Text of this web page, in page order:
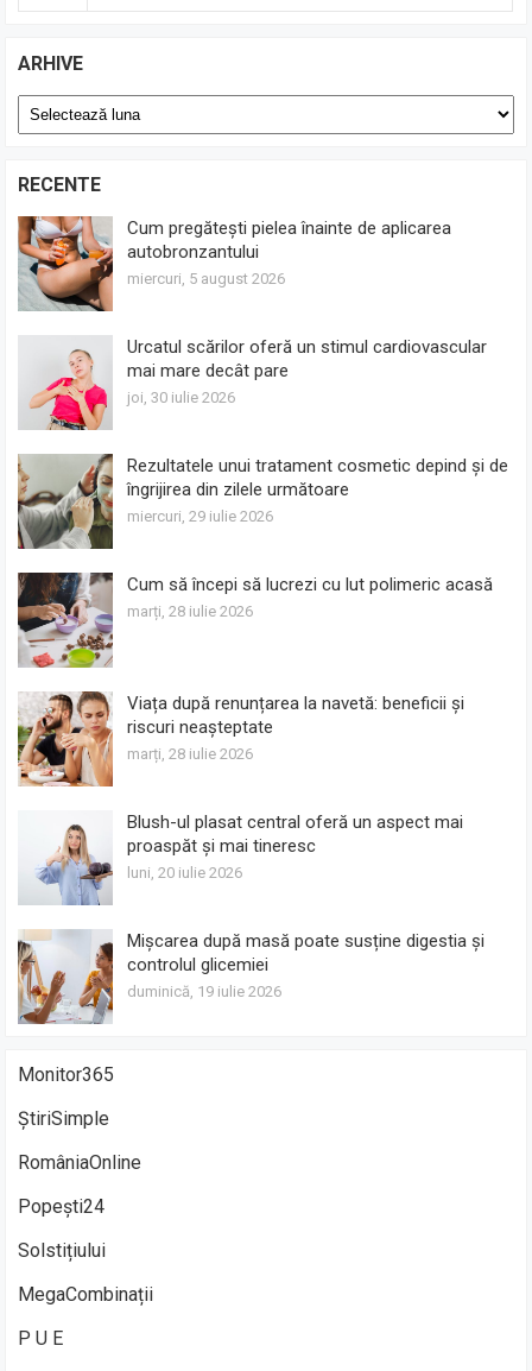
ARHIVE
Arhive
RECENTE
Cum pregătești pielea înainte de aplicarea
autobronzantului
miercuri, 5 august 2026
Urcatul scărilor oferă un stimul cardiovascular
mai mare decât pare
joi, 30 iulie 2026
Rezultatele unui tratament cosmetic depind și de
îngrijirea din zilele următoare
miercuri, 29 iulie 2026
Cum să începi să lucrezi cu lut polimeric acasă
marți, 28 iulie 2026
Viața după renunțarea la navetă: beneficii și
riscuri neașteptate
marți, 28 iulie 2026
Blush-ul plasat central oferă un aspect mai
proaspăt și mai tineresc
luni, 20 iulie 2026
Mișcarea după masă poate susține digestia și
controlul glicemiei
duminică, 19 iulie 2026
Monitor365
ȘtiriSimple
RomâniaOnline
Popești24
Solstițiului
MegaCombinații
P U E